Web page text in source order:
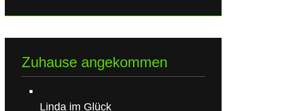
Zuhause angekommen
Linda im Glück